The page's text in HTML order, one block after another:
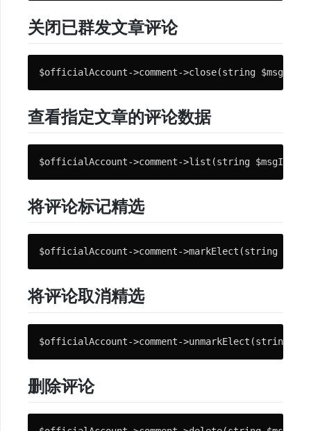
础
知
识
新
速
视
频
教
程
关闭已群发文章评论
$officialAccount->comment->close(string
查看指定文章的评论数据
$officialAccount->comment->list(string
将评论标记精选
$officialAccount->comment->markElect(string
将评论取消精选
$officialAccount->comment->unmarkElect(string
删除评论